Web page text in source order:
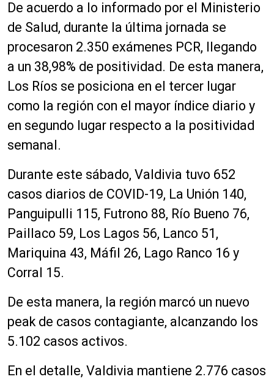
De acuerdo a lo informado por el Ministerio
de Salud, durante la última jornada se
procesaron 2.350 exámenes PCR, llegando
a un 38,98% de positividad. De esta manera,
Los Ríos se posiciona en el tercer lugar
como la región con el mayor índice diario y
en segundo lugar respecto a la positividad
semanal.
Durante este sábado, Valdivia tuvo 652
casos diarios de COVID-19, La Unión 140,
Panguipulli 115, Futrono 88, Río Bueno 76,
Paillaco 59, Los Lagos 56, Lanco 51,
Mariquina 43, Máfil 26, Lago Ranco 16 y
Corral 15.
De esta manera, la región marcó un nuevo
peak de casos contagiante, alcanzando los
5.102 casos activos.
En el detalle, Valdivia mantiene 2.776 casos